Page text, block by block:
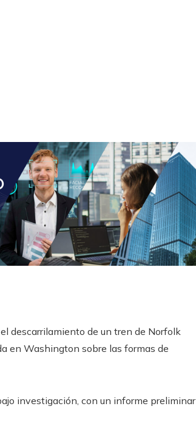
descarrilamiento de un tren de Norfolk
en Washington sobre las formas de
investigación, con un informe preliminar